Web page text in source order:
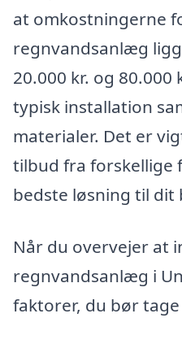
at omkostningerne
regnvandsanlæg
20.000 kr. og
typisk installation
materialer. Det er
tilbud fra forskellige
bedste løsning til dit
Når du overvejer at
regnvandsanlæg i
faktorer, du bør